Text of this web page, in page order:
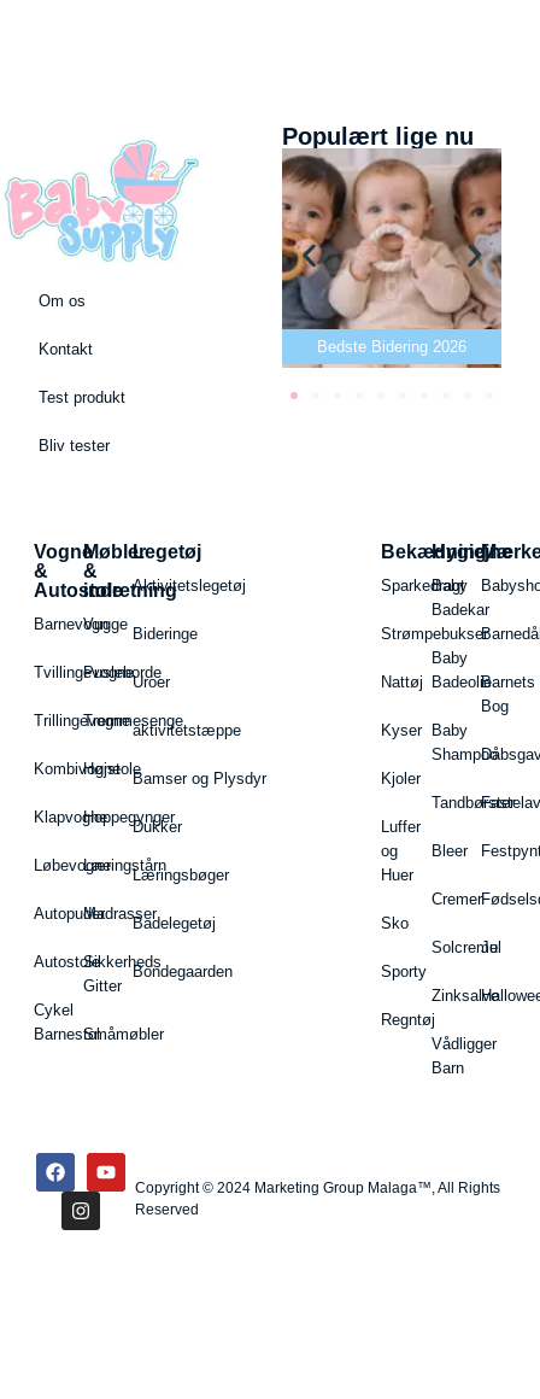
Om os
Kontakt
Test produkt
Bliv tester
Populært lige nu
Bedste puslepude 2026 Bedste Bidering 2026
Vogne
&
Autostole
Barnevogn
Tvillingevogne
Trillingevogne
Kombivogne
Klapvogne
Løbevogne
Autopuder
Autostole
Cykel
Barnestol
Møbler
&
indretning
Vugge
Pusleborde
Tremmesenge
Højstole
Hoppegynger
Læringstårn
Madrasser
Sikkerheds
Gitter
Småmøbler
Legetøj
Aktivitetslegetøj
Bideringe
Uroer
aktivitetstæppe
Bamser og Plysdyr
Dukker
Læringsbøger
Badelegetøj
Bondegaarden
Bekædning
Sparkedragt
Strømpebukser
Nattøj
Kyser
Kjoler
Luffer
og
Huer
Sko
Sporty
Regntøj
Hygiejne
Baby
Badekar
Baby
Badeolie
Baby
Shampoo
Tandbørster
Bleer
Cremer
Solcreme
Zinksalve
Vådligger
Barn
Barnets
Bog
Jul
Copyright © 2024 Marketing Group Malaga™, All Rights
Reserved